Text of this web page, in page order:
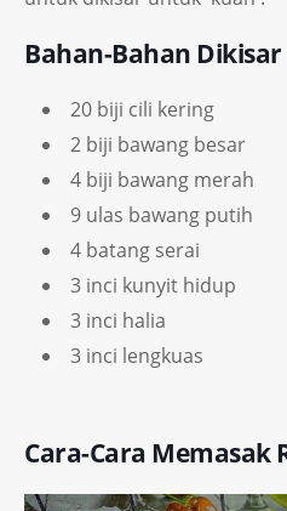
Bahan-Bahan Dikisar
20 biji cili kering
2 biji bawang besar
4 biji bawang merah
9 ulas bawang putih
4 batang serai
3 inci kunyit hidup
3 inci halia
3 inci lengkuas
Cara-Cara Memasak